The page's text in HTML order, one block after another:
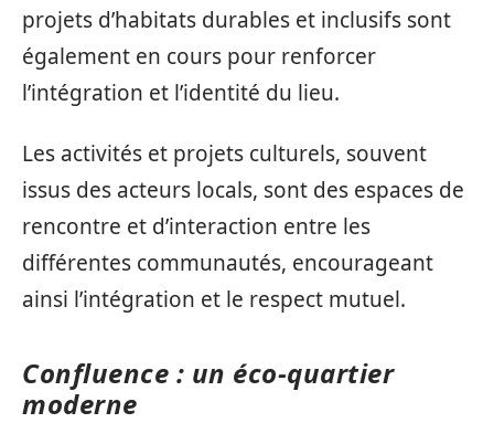
projets d’habitats durables et inclusifs sont
également en cours pour renforcer
l’intégration et l’identité du lieu.
Les activités et projets culturels, souvent
issus des acteurs locals, sont des espaces de
rencontre et d’interaction entre les
différentes communautés, encourageant
ainsi l’intégration et le respect mutuel.
Confluence : un éco-quartier
moderne